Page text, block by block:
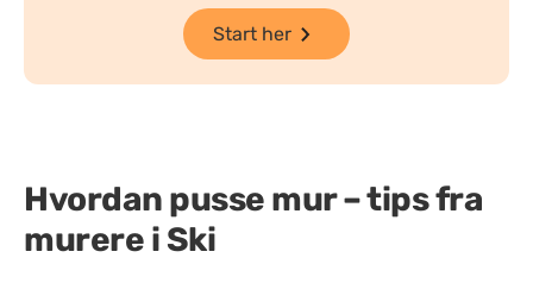
Start her
Hvordan pusse mur – tips fra
murere i Ski